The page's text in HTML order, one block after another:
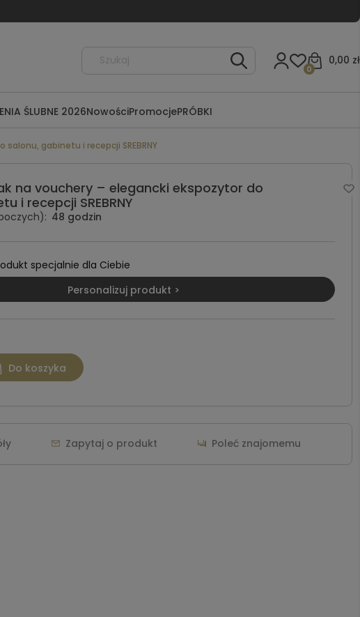
0,00 zł
0
ŚLUBNE 2026NowościPromocjePRÓBKI
gabinetu i recepcji SREBRNY
na vouchery – elegancki ekspozytor do
i recepcji SREBRNY
48 godzin
specjalnie dla Ciebie
Personalizuj produkt >
Do koszyka
Zapytaj o produkt Poleć znajomemu